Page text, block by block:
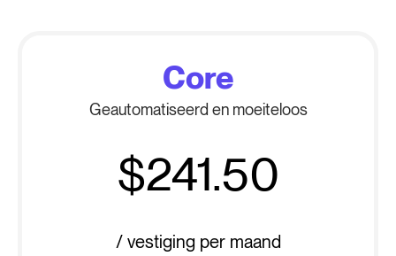
Core
Geautomatiseerd en moeiteloos
$241.50
/ vestiging per maand